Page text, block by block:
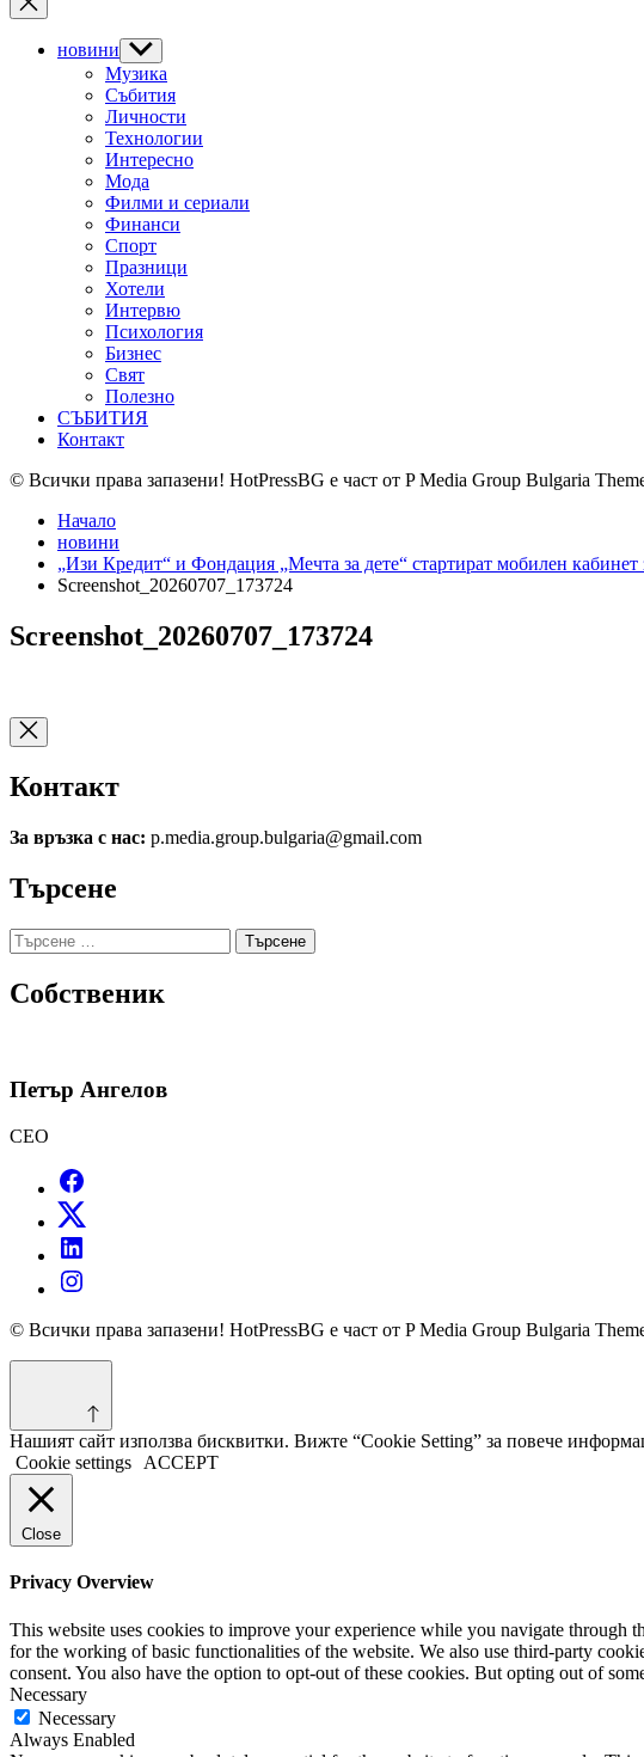
новини Show
sub
menu
Музика
Събития
Личности
Технологии
Интересно
Мода
Филми и сериали
Финанси
Спорт
Празници
Хотели
Интервю
Психология
Бизнес
Свят
Полезно
СЪБИТИЯ
Контакт
© Всички права запазени! HotPressBG е част от P Media Group Bulgaria
Начало
новини
„Изи Кредит“ и Фондация „Мечта за дете“ стартират мобилен
Screenshot_20260707_173724
Screenshot_20260707_173724
Контакт
За връзка с нас: p.media.group.bulgaria@gmail.com
Търсене
Търсене
за:
Собственик
Петър Ангелов
CEO
© Всички права запазени! HotPressBG е част от P Media Group Bulgaria
Нашият сайт използва бисквитки. Вижте “Cookie Setting” за повече
Cookie settings
ACCEPT
Close
Privacy Overview
This website uses cookies to improve your experience while you navigate through
for the working of basic functionalities of the website. We also use third-party
consent. You also have the option to opt-out of these cookies. But opting out of
Necessary
Necessary
Always Enabled